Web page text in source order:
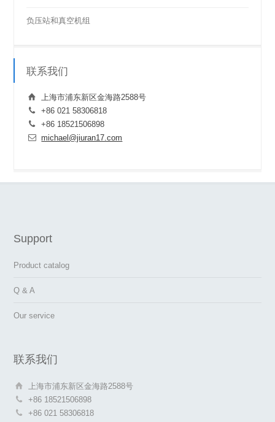
负压站和真空机组
联系我们
上海市浦东新区金海路2588号
+86 021 58306818
+86 18521506898
michael@jiuran17.com
Support
Product catalog
Q & A
Our service
联系我们
上海市浦东新区金海路2588号
+86 18521506898
+86 021 58306818